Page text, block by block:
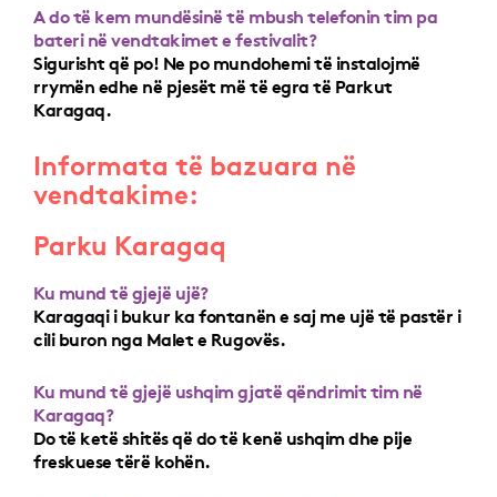
A do të kem mundësinë të mbush telefonin tim pa
bateri në vendtakimet e festivalit?
Sigurisht që po! Ne po mundohemi të instalojmë
rrymën edhe në pjesët më të egra të Parkut
Karagaq.
Informata të bazuara në
vendtakime:
Parku Karagaq
Ku mund të gjejë ujë?
Karagaqi i bukur ka fontanën e saj me ujë të pastër i
cili buron nga Malet e Rugovës.
Ku mund të gjejë ushqim gjatë qëndrimit tim në
Karagaq?
Do të ketë shitës që do të kenë ushqim dhe pije
freskuese tërë kohën.